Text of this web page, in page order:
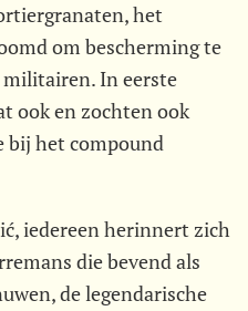
het
om bescherming te
militairen. In eerste
ook en zochten ook
bij het compound
iedereen herinnert zich
die bevend als
de legendarische